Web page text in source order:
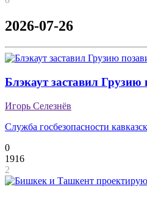
2026-07-26
Блэкаут заставил Грузию
Игорь Селезнёв
Служба госбезопасности
0
1916
2